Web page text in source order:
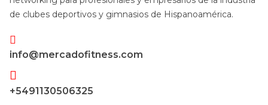
de clubes deportivos y gimnasios de Hispanoamérica.
info@mercadofitness.com
+5491130506325